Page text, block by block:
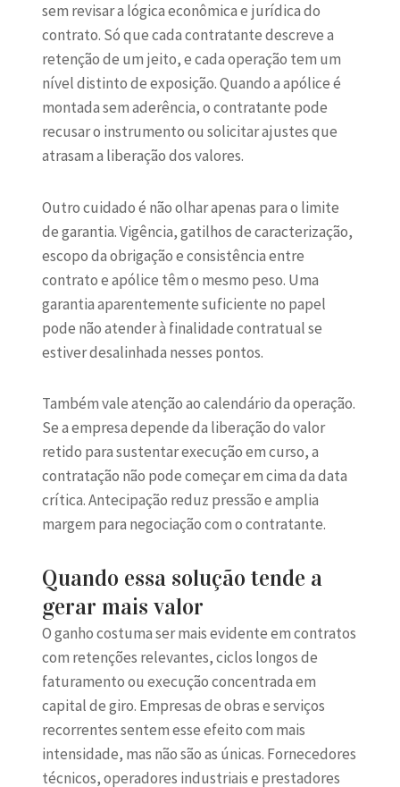
sem revisar a lógica econômica e jurídica do
contrato. Só que cada contratante descreve a
retenção de um jeito, e cada operação tem um
nível distinto de exposição. Quando a apólice é
montada sem aderência, o contratante pode
recusar o instrumento ou solicitar ajustes que
atrasam a liberação dos valores.
Outro cuidado é não olhar apenas para o limite
de garantia. Vigência, gatilhos de caracterização,
escopo da obrigação e consistência entre
contrato e apólice têm o mesmo peso. Uma
garantia aparentemente suficiente no papel
pode não atender à finalidade contratual se
estiver desalinhada nesses pontos.
Também vale atenção ao calendário da operação.
Se a empresa depende da liberação do valor
retido para sustentar execução em curso, a
contratação não pode começar em cima da data
crítica. Antecipação reduz pressão e amplia
margem para negociação com o contratante.
Quando essa solução tende a
gerar mais valor
O ganho costuma ser mais evidente em contratos
com retenções relevantes, ciclos longos de
faturamento ou execução concentrada em
capital de giro. Empresas de obras e serviços
recorrentes sentem esse efeito com mais
intensidade, mas não são as únicas. Fornecedores
técnicos, operadores industriais e prestadores